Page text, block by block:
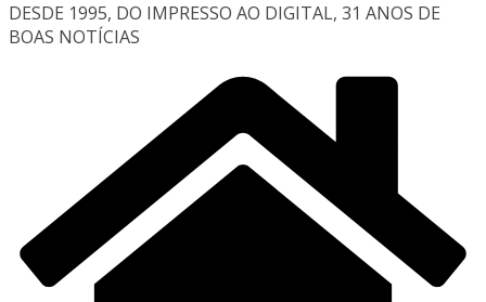
DESDE 1995, DO IMPRESSO AO DIGITAL, 31 ANOS DE
BOAS NOTÍCIAS